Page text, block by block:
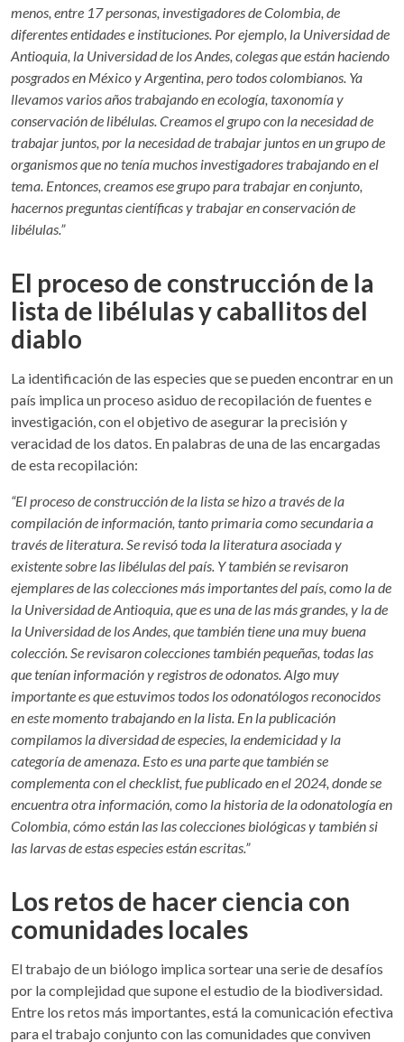
menos, entre 17 personas, investigadores de Colombia, de
diferentes entidades e instituciones. Por ejemplo, la Universidad de
Antioquia, la Universidad de los Andes, colegas que están haciendo
posgrados en México y Argentina, pero todos colombianos. Ya
llevamos varios años trabajando en ecología, taxonomía y
conservación de libélulas. Creamos el grupo con la necesidad de
trabajar juntos, por la necesidad de trabajar juntos en un grupo de
organismos que no tenía muchos investigadores trabajando en el
tema. Entonces, creamos ese grupo para trabajar en conjunto,
hacernos preguntas científicas y trabajar en conservación de
libélulas.”
El proceso de construcción de la
lista de libélulas y caballitos del
diablo
La identificación de las especies que se pueden encontrar en un
país implica un proceso asiduo de recopilación de fuentes e
investigación, con el objetivo de asegurar la precisión y
veracidad de los datos. En palabras de una de las encargadas
de esta recopilación:
“El proceso de construcción de la lista se hizo a través de la
compilación de información, tanto primaria como secundaria a
través de literatura. Se revisó toda la literatura asociada y
existente sobre las libélulas del país. Y también se revisaron
ejemplares de las colecciones más importantes del país, como la de
la Universidad de Antioquia, que es una de las más grandes, y la de
la Universidad de los Andes, que también tiene una muy buena
colección. Se revisaron colecciones también pequeñas, todas las
que tenían información y registros de odonatos. Algo muy
importante es que estuvimos todos los odonatólogos reconocidos
en este momento trabajando en la lista. En la publicación
compilamos la diversidad de especies, la endemicidad y la
categoría de amenaza. Esto es una parte que también se
complementa con el checklist, fue publicado en el 2024, donde se
encuentra otra información, como la historia de la odonatología en
Colombia, cómo están las las colecciones biológicas y también si
las larvas de estas especies están escritas.”
Los retos de hacer ciencia con
comunidades locales
El trabajo de un biólogo implica sortear una serie de desafíos
por la complejidad que supone el estudio de la biodiversidad.
Entre los retos más importantes, está la comunicación efectiva
para el trabajo conjunto con las comunidades que conviven